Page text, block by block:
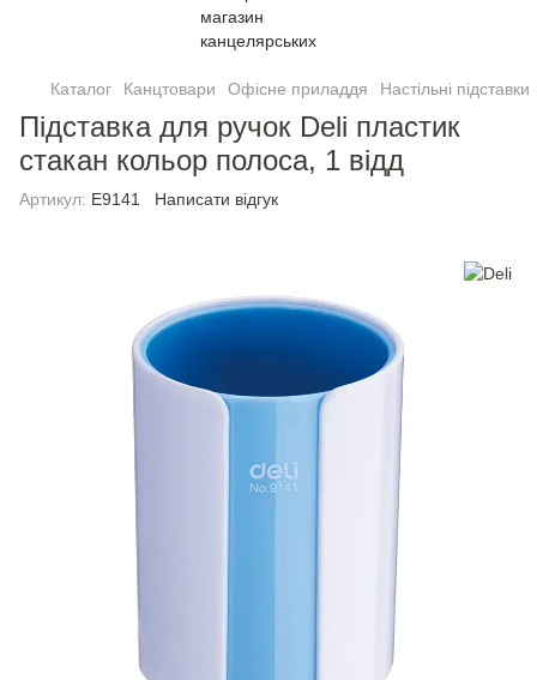
Каталог Канцтовари Офісне приладдя Настільні підставки
Підставка для ручок Deli пластик
стакан кольор полоса, 1 відд
Артикул: E9141 Написати відгук